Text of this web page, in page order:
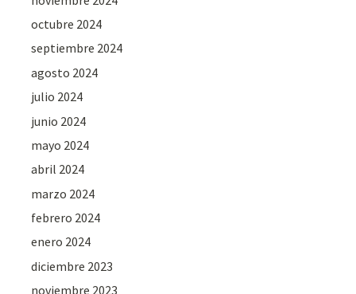
octubre 2024
septiembre 2024
agosto 2024
julio 2024
junio 2024
mayo 2024
abril 2024
marzo 2024
febrero 2024
enero 2024
diciembre 2023
noviembre 2023